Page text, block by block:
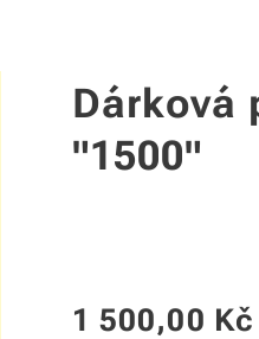
Dárková
"1500"
1 500,00 Kč